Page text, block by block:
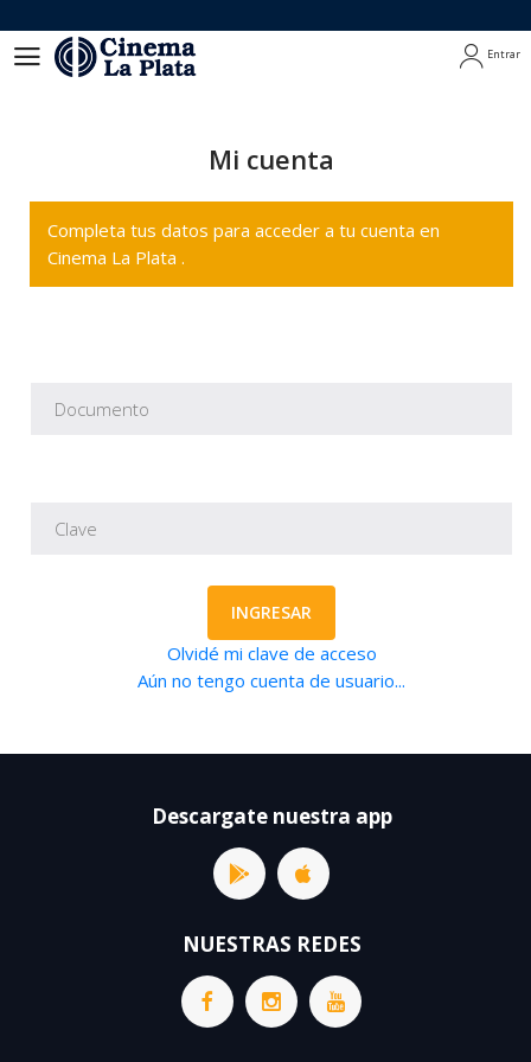
Entrar
Mi cuenta
Completa tus datos para acceder a tu cuenta en
Cinema La Plata .
INGRESAR
Olvidé mi clave de acceso
Aún no tengo cuenta de usuario...
Descargate nuestra app
NUESTRAS REDES